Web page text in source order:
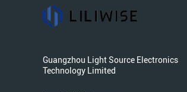
Guangzhou Light Source Electronics
Technology Limited